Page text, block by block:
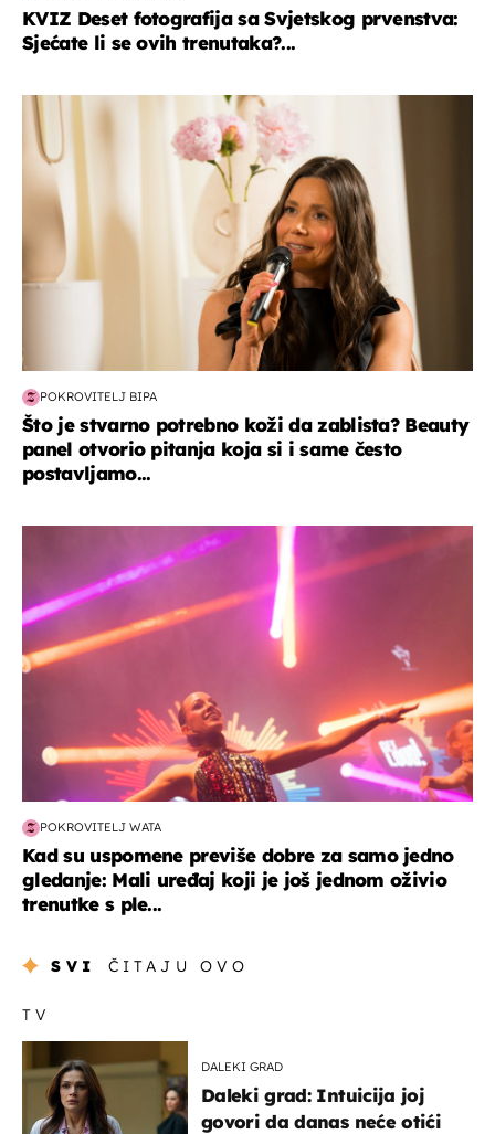
KVIZ Deset fotografija sa Svjetskog prvenstva:
Sjećate li se ovih trenutaka?...
moda & ljepota
POKROVITELJ BIPA
Što je stvarno potrebno koži da zablista? Beauty
panel otvorio pitanja koja si i same često
postavljamo...
POKROVITELJ WATA
Kad su uspomene previše dobre za samo jedno
gledanje: Mali uređaj koji je još jednom oživio
trenutke s ple...
SVI ČITAJU OVO
TV
DALEKI GRAD
Daleki grad: Intuicija joj
govori da danas neće otići